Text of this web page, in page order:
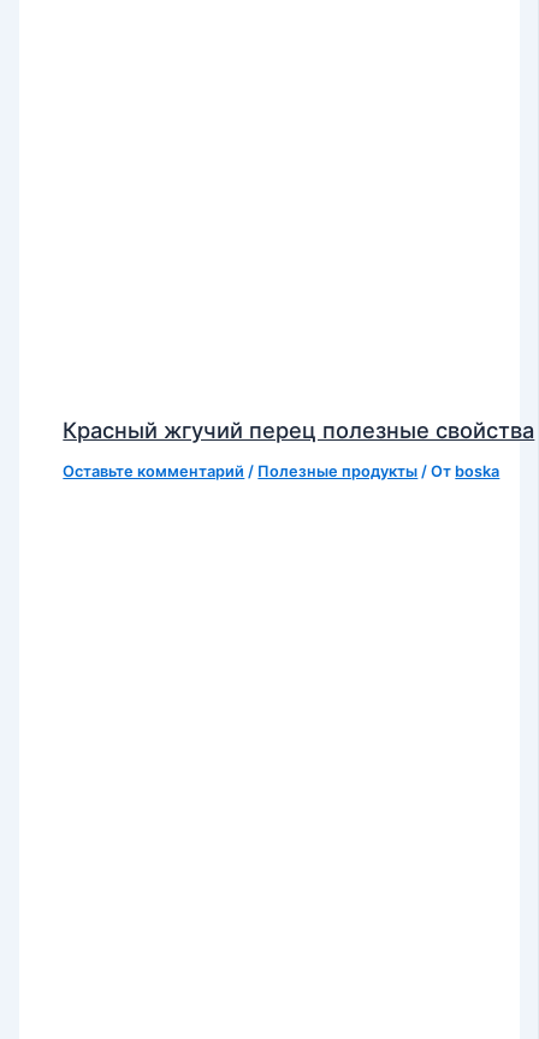
Красный жгучий перец полезные свойства
Оставьте комментарий / Полезные продукты / От boska